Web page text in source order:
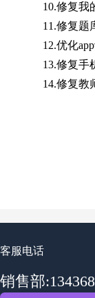
10.修复我的
11.修复题库
12.优化app
13.修复手机
14.修复教师
客服电话
销售部